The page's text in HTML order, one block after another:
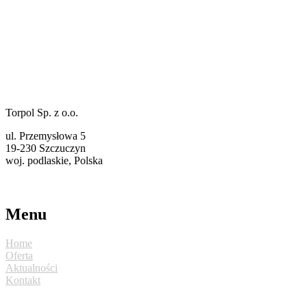
Torpol Sp. z o.o.
ul. Przemysłowa 5
19-230 Szczuczyn
woj. podlaskie, Polska
Menu
Home
Oferta
Aktualności
Kontakt